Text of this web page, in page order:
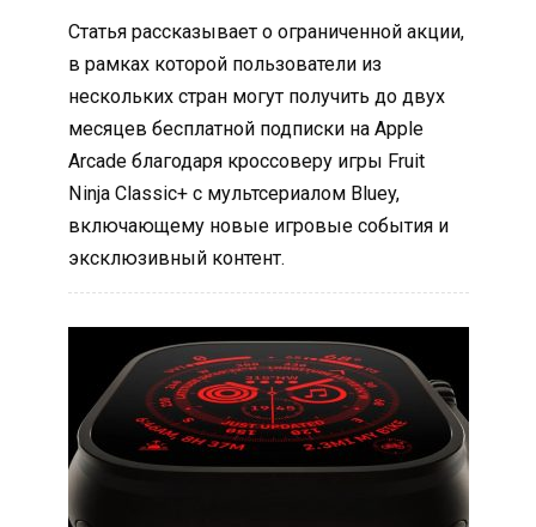
Статья рассказывает о ограниченной акции,
в рамках которой пользователи из
нескольких стран могут получить до двух
месяцев бесплатной подписки на Apple
Arcade благодаря кроссоверу игры Fruit
Ninja Classic+ с мультсериалом Bluey,
включающему новые игровые события и
эксклюзивный контент.